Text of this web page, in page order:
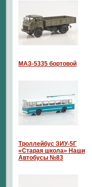
МАЗ-5335 бортовой
Троллейбус ЗИУ-5Г
«Старая школа» Наши
Автобусы №83